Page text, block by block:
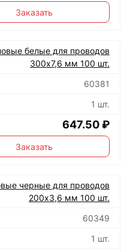
Заказать
белые для проводов
300х7,6 мм 100 шт.
60381
1 шт.
647.50 ₽
Заказать
черные для проводов
200х3,6 мм 100 шт.
60349
1 шт.